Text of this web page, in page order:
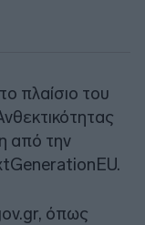
πλαίσιο του
από την
όπως